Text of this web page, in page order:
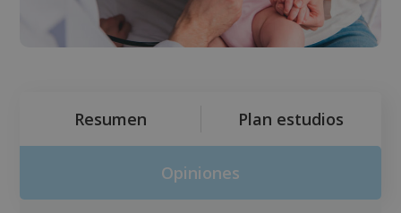
Resumen Plan estudios
Opiniones